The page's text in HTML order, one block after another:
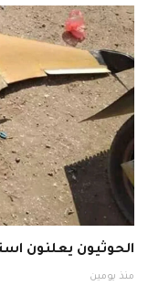
الحوثيون يعلنون
منذ يومين